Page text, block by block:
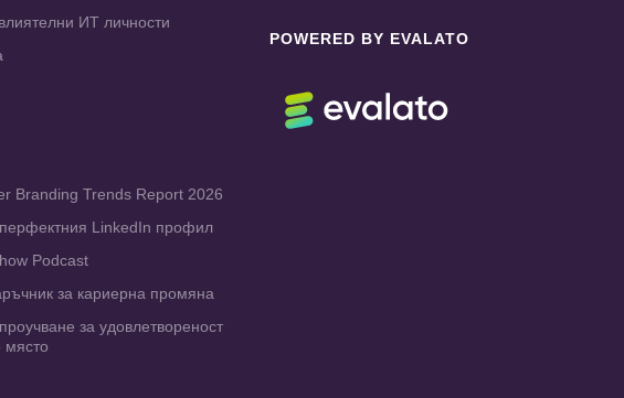
ИТ личности
Branding Trends Report 2026
LinkedIn профил
Podcast
за кариерна промяна
за удовлетвореност
място
POWERED BY EVALATO